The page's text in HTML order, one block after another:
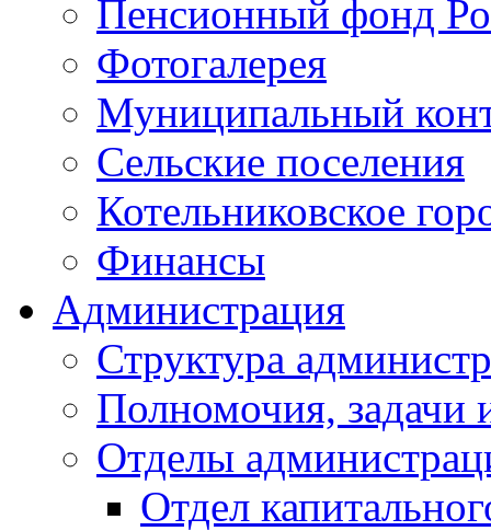
Пенсионный фонд
Фотогалерея
Муниципальный
Сельские поселения
Котельниковское
Финансы
Администрация
Структура
Полномочия, задачи
Отделы
Отдел